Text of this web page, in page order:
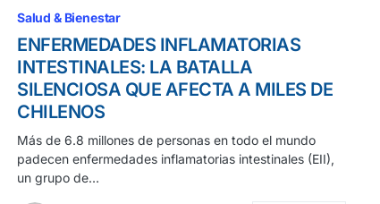
Salud & Bienestar
ENFERMEDADES INFLAMATORIAS
INTESTINALES: LA BATALLA
SILENCIOSA QUE AFECTA A MILES DE
CHILENOS
Más de 6.8 millones de personas en todo el mundo
padecen enfermedades inflamatorias intestinales (EII),
un grupo de…